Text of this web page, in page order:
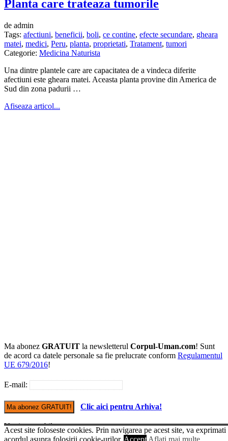
Planta care trateaza tumorile
de admin
Tags: afectiuni, beneficii, boli, ce contine, efecte secundare, gheara
matei, medici, Peru, planta, proprietati, Tratament, tumori
Categorie: Medicina Naturista
Una dintre plantele care are capacitatea de a vindeca diferite
afectiuni este gheara matei. Aceasta planta provine din America de
Sud din zona padurii …
Afiseaza articol...
Ma abonez GRATUIT la newsletterul Corpul-Uman.com! Sunt
de acord ca datele personale sa fie prelucrate conform Regulamentul
UE 679/2016!
E-mail:
Clic aici pentru Arhiva!
Versiune mobile
Acest site foloseste cookies. Prin navigarea pe acest site, va exprimati
acordul asupra folosirii cookie-urilor. Accept Aflati mai multe...
© Copyright Corpul-uman.com